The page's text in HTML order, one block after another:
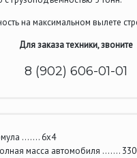
на максимальном вылете
Для заказа техники, звоните
8 (902) 606-01-01
……. 6х4
масса автомобиля …….